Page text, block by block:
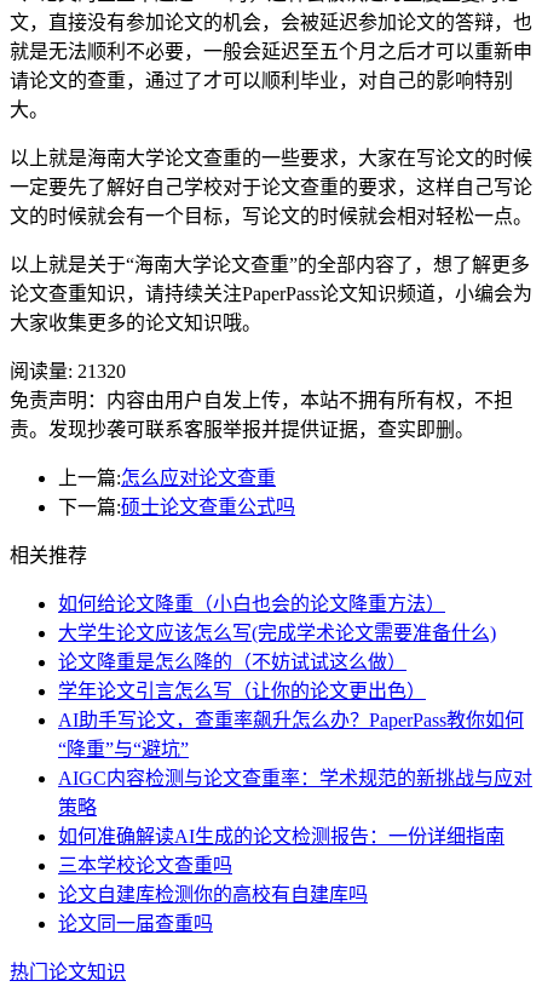
文，直接没有参加论文的机会，会被延迟参加论文的答辩，也
就是无法顺利不必要，一般会延迟至五个月之后才可以重新申
请论文的查重，通过了才可以顺利毕业，对自己的影响特别
大。
以上就是海南大学论文查重的一些要求，大家在写论文的时候
一定要先了解好自己学校对于论文查重的要求，这样自己写论
文的时候就会有一个目标，写论文的时候就会相对轻松一点。
以上就是关于“海南大学论文查重”的全部内容了，想了解更多
论文查重知识，请持续关注PaperPass论文知识频道，小编会为
大家收集更多的论文知识哦。
阅读量: 21320
免责声明：内容由用户自发上传，本站不拥有所有权，不担
责。发现抄袭可联系客服举报并提供证据，查实即删。
上一篇:怎么应对论文查重
下一篇:硕士论文查重公式吗
相关推荐
如何给论文降重（小白也会的论文降重方法）
大学生论文应该怎么写(完成学术论文需要准备什么)
论文降重是怎么降的（不妨试试这么做）
学年论文引言怎么写（让你的论文更出色）
AI助手写论文，查重率飙升怎么办？PaperPass教你如何
“降重”与“避坑”
AIGC内容检测与论文查重率：学术规范的新挑战与应对
策略
如何准确解读AI生成的论文检测报告：一份详细指南
三本学校论文查重吗
论文自建库检测你的高校有自建库吗
论文同一届查重吗
热门论文知识